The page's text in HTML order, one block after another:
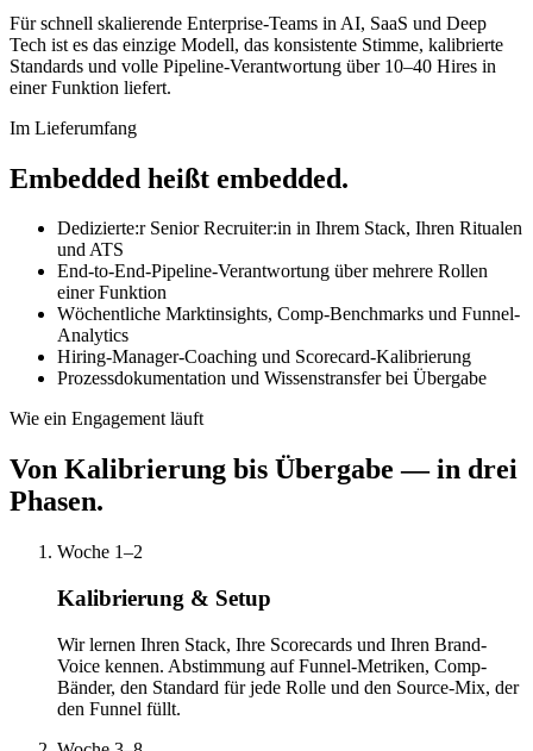
Für schnell skalierende Enterprise-Teams in AI, SaaS und Deep
Tech ist es das einzige Modell, das konsistente Stimme, kalibrierte
Standards und volle Pipeline-Verantwortung über 10–40 Hires in
einer Funktion liefert.
Im Lieferumfang
Embedded heißt embedded.
Dedizierte:r Senior Recruiter:in in Ihrem Stack, Ihren Ritualen
und ATS
End-to-End-Pipeline-Verantwortung über mehrere Rollen
einer Funktion
Wöchentliche Marktinsights, Comp-Benchmarks und Funnel-
Analytics
Hiring-Manager-Coaching und Scorecard-Kalibrierung
Prozessdokumentation und Wissenstransfer bei Übergabe
Wie ein Engagement läuft
Von Kalibrierung bis Übergabe — in drei
Phasen.
Woche 1–2
Kalibrierung & Setup
Wir lernen Ihren Stack, Ihre Scorecards und Ihren Brand-
Voice kennen. Abstimmung auf Funnel-Metriken, Comp-
Bänder, den Standard für jede Rolle und den Source-Mix, der
den Funnel füllt.